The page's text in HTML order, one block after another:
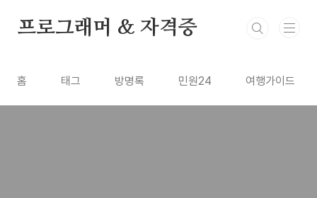
프로그래머 & 자격증
홈 태그 방명록 민원24 여행가이드